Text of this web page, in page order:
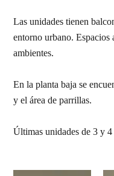
Las unidades tienen
entorno urbano. Espacios
ambientes.
En la planta baja se
y el área de parrillas.
Últimas unidades de 3 y 4